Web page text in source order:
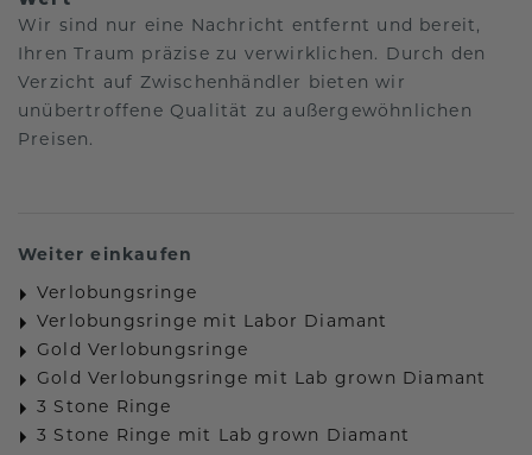
Wir sind nur eine Nachricht entfernt und bereit,
Ihren Traum präzise zu verwirklichen. Durch den
Verzicht auf Zwischenhändler bieten wir
unübertroffene Qualität zu außergewöhnlichen
Preisen.
Weiter einkaufen
Verlobungsringe
Verlobungsringe mit Labor Diamant
Gold Verlobungsringe
Gold Verlobungsringe mit Lab grown Diamant
3 Stone Ringe
3 Stone Ringe mit Lab grown Diamant